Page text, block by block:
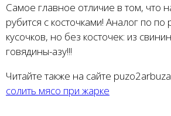
Самое главное отличие в том, что
рубится с косточками! Аналог по
кусочков, но без косточек: из
говядины-азу!!!
Читайте также на сайте
солить мясо при жарке